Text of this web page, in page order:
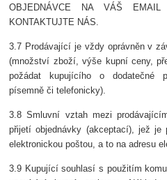
OBJEDNÁVCE NA VÁŠ
KONTAKTUJTE NÁS.
3.7 Prodávající je vždy oprávněn v
(množství zboží, výše kupní ceny,
požádat kupujícího o dodatečné
písemně či telefonicky).
3.8 Smluvní vztah mezi
přijetí objednávky (akceptací), jež je
elektronickou poštou, a to na adresu
3.9 Kupující souhlasí s použitím